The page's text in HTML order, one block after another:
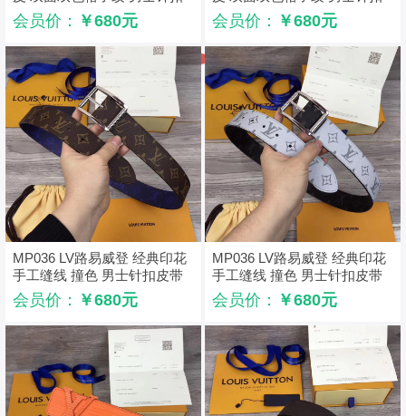
皮带 蓝灰银扣
会员价： ￥680元
皮带 蓝灰金扣
会员价： ￥680元
MP036 LV路易威登 经典印花
手工缝线 撞色 男士针扣皮带
棕配蓝
会员价： ￥680元
MP036 LV路易威登 经典印花
手工缝线 撞色 男士针扣皮带
黑配白
会员价： ￥680元